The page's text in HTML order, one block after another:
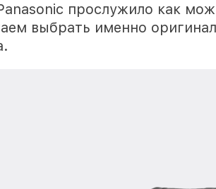
прослужило как
выбрать именно